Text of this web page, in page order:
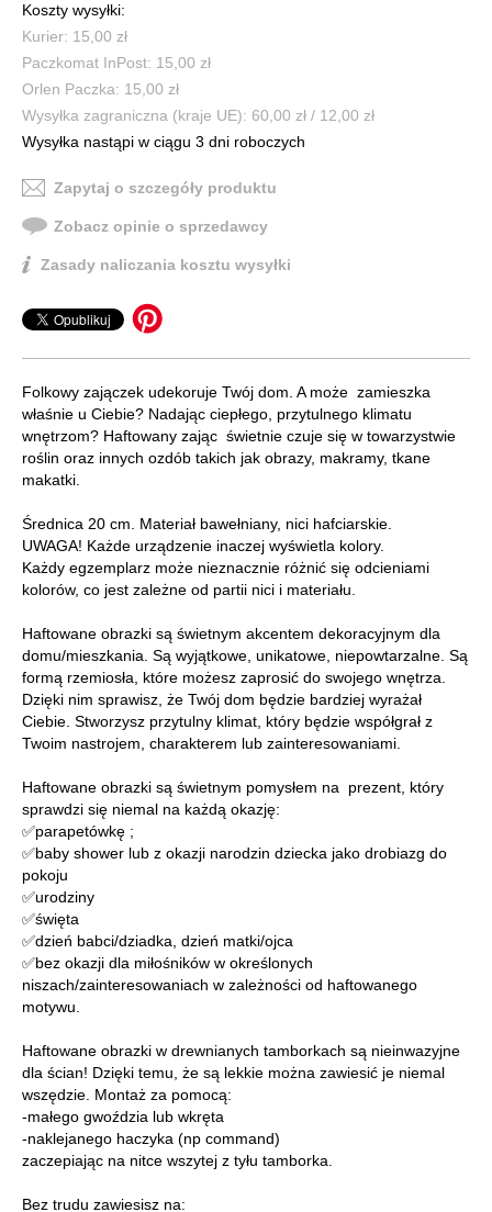
Koszty wysyłki:
Kurier: 15,00 zł
Paczkomat InPost: 15,00 zł
Orlen Paczka: 15,00 zł
Wysyłka zagraniczna (kraje UE): 60,00 zł / 12,00 zł
Wysyłka nastąpi w ciągu 3 dni roboczych
Zapytaj o szczegóły produktu
Zobacz opinie o sprzedawcy
Zasady naliczania kosztu wysyłki
Folkowy zajączek udekoruje Twój dom. A może zamieszka
właśnie u Ciebie? Nadając ciepłego, przytulnego klimatu
wnętrzom? Haftowany zając świetnie czuje się w towarzystwie
roślin oraz innych ozdób takich jak obrazy, makramy, tkane
makatki.
Średnica 20 cm. Materiał bawełniany, nici hafciarskie.
UWAGA! Każde urządzenie inaczej wyświetla kolory.
Każdy egzemplarz może nieznacznie różnić się odcieniami
kolorów, co jest zależne od partii nici i materiału.
Haftowane obrazki są świetnym akcentem dekoracyjnym dla
domu/mieszkania. Są wyjątkowe, unikatowe, niepowtarzalne. Są
formą rzemiosła, które możesz zaprosić do swojego wnętrza.
Dzięki nim sprawisz, że Twój dom będzie bardziej wyrażał
Ciebie. Stworzysz przytulny klimat, który będzie współgrał z
Twoim nastrojem, charakterem lub zainteresowaniami.
Haftowane obrazki są świetnym pomysłem na prezent, który
sprawdzi się niemal na każdą okazję:
✅parapetówkę ;
✅baby shower lub z okazji narodzin dziecka jako drobiazg do
pokoju
✅urodziny
✅święta
✅dzień babci/dziadka, dzień matki/ojca
✅bez okazji dla miłośników w określonych
niszach/zainteresowaniach w zależności od haftowanego
motywu.
Haftowane obrazki w drewnianych tamborkach są nieinwazyjne
dla ścian! Dzięki temu, że są lekkie można zawiesić je niemal
wszędzie. Montaż za pomocą:
-małego gwoździa lub wkręta
-naklejanego haczyka (np command)
zaczepiając na nitce wszytej z tyłu tamborka.
Bez trudu zawiesisz na: